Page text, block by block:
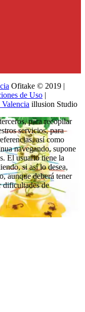
Ofitake © 2019 |
de Uso |
illusion Studio
para recopilar
servicios, para
así como
navegando, supone
El usuario tiene la
si así lo desea,
aunque deberá tener
dificultades de